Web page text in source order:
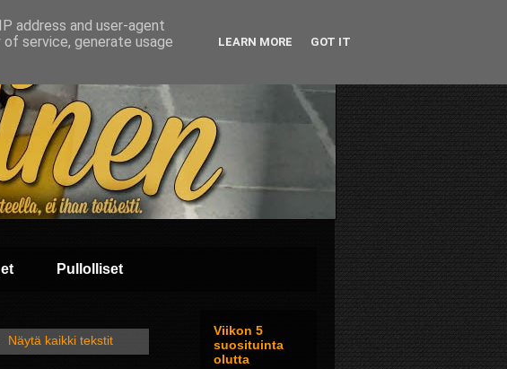
Pullolliset
Näytä kaikki tekstit
Viikon 5
suosituinta
olutta
address and user-agent
service, generate usage
LEARN MORE GOT IT